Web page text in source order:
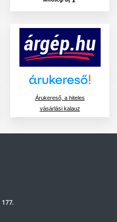
Árukereső, a hiteles
vásárlási kalauz